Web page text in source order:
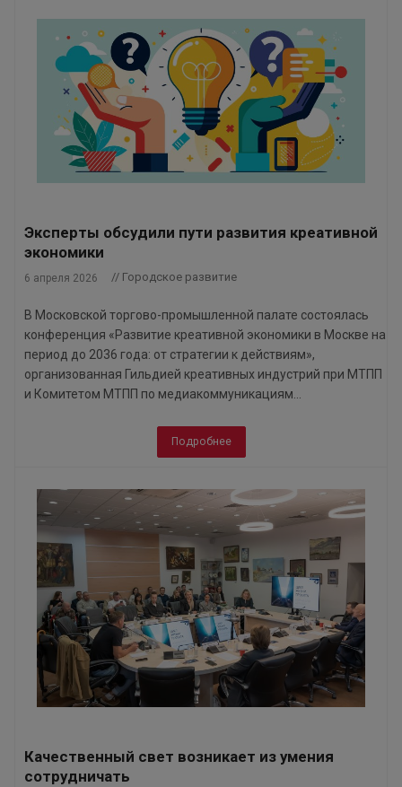
Эксперты обсудили пути развития креативной
экономики
6 апреля 2026 // Городское развитие
В Московской торгово-промышленной палате состоялась
конференция «Развитие креативной экономики в Москве на
период до 2036 года: от стратегии к действиям»,
организованная Гильдией креативных индустрий при МТПП
и Комитетом МТПП по медиакоммуникациям...
Подробнее
Качественный свет возникает из умения
сотрудничать